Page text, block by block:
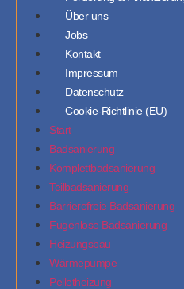
Über uns
Jobs
Kontakt
Impressum
Datenschutz
Cookie-Richtlinie (EU)
Start
Badsanierung
Komplettbadsanierung
Teilbadsanierung
Barrierefreie Badsanierung
Fugenlose Badsanierung
Heizungsbau
Wärmepumpe
Pelletheizung